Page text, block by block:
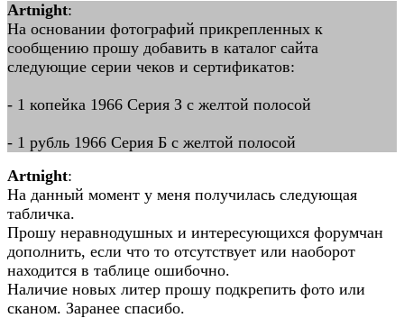
Artnight:
На основании фотографий прикрепленных к
сообщению прошу добавить в каталог сайта
следующие серии чеков и сертификатов:
- 1 копейка 1966 Серия З с желтой полосой
- 1 рубль 1966 Серия Б с желтой полосой
Artnight:
На данный момент у меня получилась следующая
табличка.
Прошу неравнодушных и интересующихся форумчан
дополнить, если что то отсутствует или наоборот
находится в таблице ошибочно.
Наличие новых литер прошу подкрепить фото или
сканом. Заранее спасибо.